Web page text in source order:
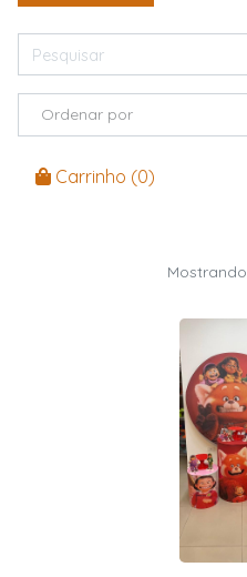
Ordenar por
Carrinho (0)
Mostrando